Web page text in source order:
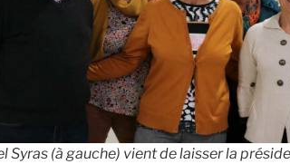
Syras (à gauche) vient de laisser la